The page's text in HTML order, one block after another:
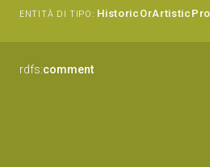
ENTITÀ DI TIPO:
rdfs:comment